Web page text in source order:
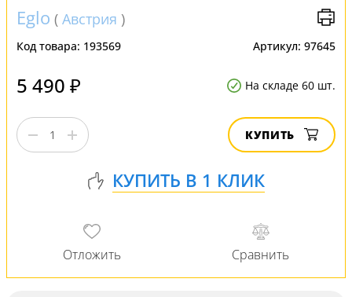
Eglo ( Австрия )
Код товара: 193569 Артикул: 97645
5 490 ₽ На складе 60 шт.
КУПИТЬ